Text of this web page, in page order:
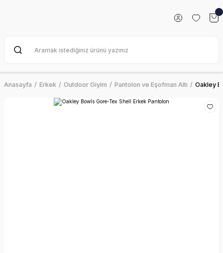
Anasayfa Erkek Outdoor Giyim Pantolon ve Eşofman Altı Oakley